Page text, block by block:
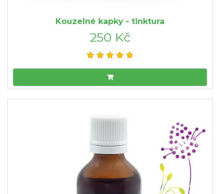
Kouzelné kapky - tinktura
250 Kč